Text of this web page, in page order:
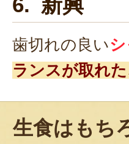
6. 新興
歯切れの良い
ランスが取れ
生食はもち